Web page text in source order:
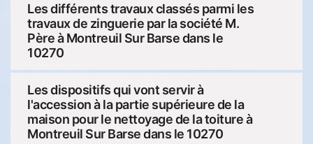
Les différents travaux classés parmi les
travaux de zinguerie par la société M.
Père à Montreuil Sur Barse dans le
10270
Les dispositifs qui vont servir à
l'accession à la partie supérieure de la
maison pour le nettoyage de la toiture à
Montreuil Sur Barse dans le 10270